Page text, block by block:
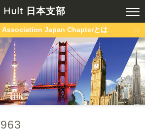
Hult 日本支部
Association Japan Chapterとは